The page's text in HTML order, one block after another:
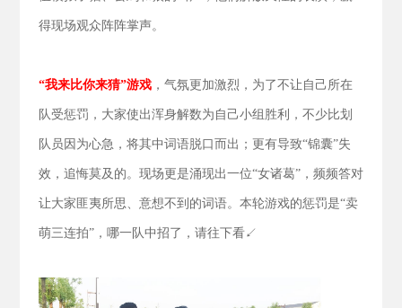
得现场观众阵阵掌声。
“我来比你来猜”游戏，气氛更加激烈，为了不让自己所在
队受惩罚，大家使出浑身解数为自己小组胜利，不少比划
队员因为心急，将其中词语脱口而出；更有导致“锦囊”失
效，追悔莫及的。现场更是涌现出一位“女诸葛”，频频答对
让大家匪夷所思、意想不到的词语。本轮游戏的惩罚是“卖
萌三连拍”，哪一队中招了，请往下看↙